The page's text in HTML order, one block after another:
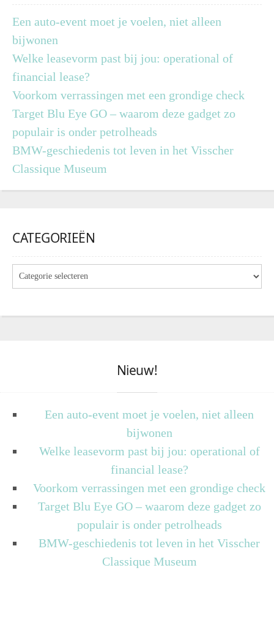
Een auto-event moet je voelen, niet alleen
bijwonen
Welke leasevorm past bij jou: operational of
financial lease?
Voorkom verrassingen met een grondige check
Target Blu Eye GO – waarom deze gadget zo
populair is onder petrolheads
BMW-geschiedenis tot leven in het Visscher
Classique Museum
CATEGORIEËN
Nieuw!
Een auto-event moet je voelen, niet alleen
bijwonen
Welke leasevorm past bij jou: operational of
financial lease?
Voorkom verrassingen met een grondige check
Target Blu Eye GO – waarom deze gadget zo
populair is onder petrolheads
BMW-geschiedenis tot leven in het Visscher
Classique Museum